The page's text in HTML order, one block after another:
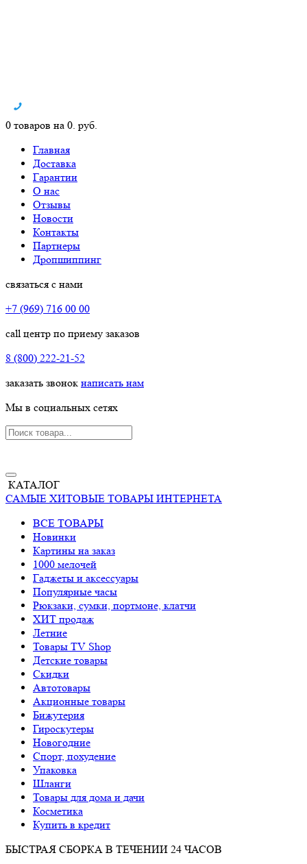
0 товаров на 0. руб.
Главная
Доставка
Гарантии
О нас
Отзывы
Новости
Контакты
Партнеры
Дропшиппинг
связаться с нами
+7 (969) 716 00 00
call центр по приему заказов
8 (800) 222-21-52
заказать звонок написать нам
Мы в социальных сетях
КАТАЛОГ
САМЫЕ ХИТОВЫЕ ТОВАРЫ ИНТЕРНЕТА
ВСЕ ТОВАРЫ
Новинки
Картины на заказ
1000 мелочей
Гаджеты и аксессуары
Популярные часы
Рюкзаки, сумки, портмоне, клатчи
ХИТ продаж
Летние
Товары TV Shop
Детские товары
Cкидки
Автотовары
Акционные товары
Бижутерия
Гироскутеры
Новогодние
Спорт, похудение
Упаковка
Шланги
Товары для дома и дачи
Косметика
Купить в кредит
БЫСТРАЯ СБОРКА В ТЕЧЕНИИ 24 ЧАСОВ